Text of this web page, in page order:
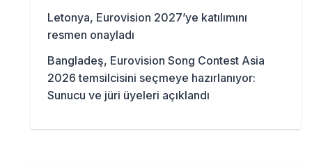
Letonya, Eurovision 2027’ye katılımını
resmen onayladı
Bangladeş, Eurovision Song Contest Asia
2026 temsilcisini seçmeye hazırlanıyor:
Sunucu ve jüri üyeleri açıklandı